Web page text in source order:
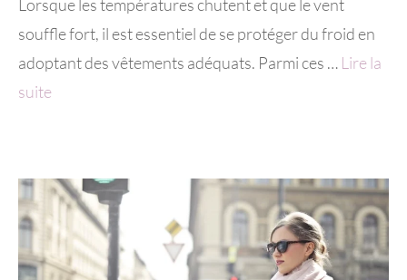
Lorsque les températures chutent et que le vent
souffle fort, il est essentiel de se protéger du froid en
adoptant des vêtements adéquats. Parmi ces … Lire la
suite